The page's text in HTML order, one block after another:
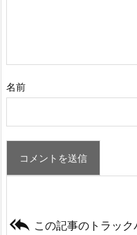
名前
 この記事のトラッ